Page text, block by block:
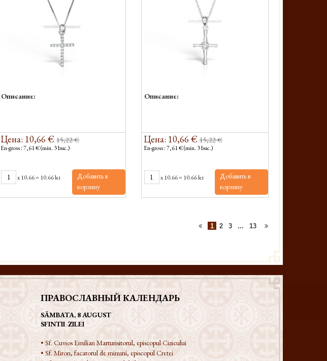
Описание:
Цена: 10,66 € 15,22 €
En-gross : 7,61 € (min. 3 buc.)
x10.66= 10.66 lei
Добавить в
корзину
Описание:
Цена: 10,66 € 15,22 €
En-gross : 7,61 € (min. 3 buc.)
x10.66= 10.66 lei
Добавить в
корзину
1 2 3 ... 13
ПРАВОСЛАВНЫЙ КАЛЕНДАРЬ
SÂMBATA, 8 AUGUST
SFINTII ZILEI
• Sf. Cuvios Emilian Marturisitorul, episcopul Cizicului
• Sf. Miron, facatorul de minuni, episcopul Cretei